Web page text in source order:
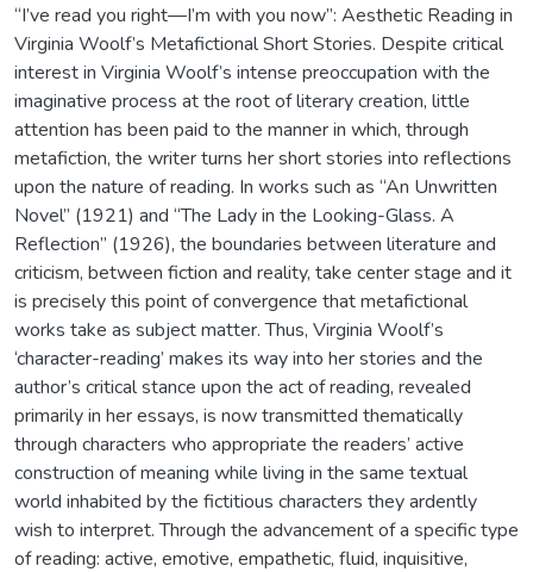
“I’ve read you right—I’m with you now”: Aesthetic Reading in
Virginia Woolf’s Metafictional Short Stories. Despite critical
interest in Virginia Woolf’s intense preoccupation with the
imaginative process at the root of literary creation, little
attention has been paid to the manner in which, through
metafiction, the writer turns her short stories into reflections
upon the nature of reading. In works such as “An Unwritten
Novel” (1921) and “The Lady in the Looking-Glass. A
Reflection” (1926), the boundaries between literature and
criticism, between fiction and reality, take center stage and it
is precisely this point of convergence that metafictional
works take as subject matter. Thus, Virginia Woolf’s
‘character-reading’ makes its way into her stories and the
author’s critical stance upon the act of reading, revealed
primarily in her essays, is now transmitted thematically
through characters who appropriate the readers’ active
construction of meaning while living in the same textual
world inhabited by the fictitious characters they ardently
wish to interpret. Through the advancement of a specific type
of reading: active, emotive, empathetic, fluid, inquisitive,